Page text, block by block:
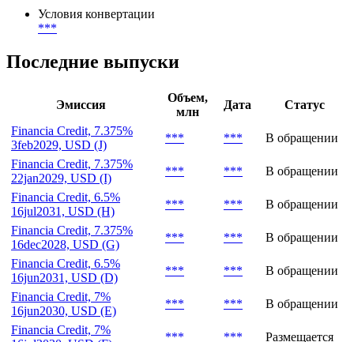
Условия конвертации
***
Последние выпуски
Эмиссия
Объем,
млн
Дата
Статус
Financia Credit, 7.375%
3feb2029, USD (J)
*** ***
В обращении
Financia Credit, 7.375%
22jan2029, USD (I)
*** ***
В обращении
Financia Credit, 6.5%
16jul2031, USD (H)
*** ***
В обращении
Financia Credit, 7.375%
16dec2028, USD (G)
*** ***
В обращении
Financia Credit, 6.5%
16jun2031, USD (D)
*** ***
В обращении
Financia Credit, 7%
16jun2030, USD (E)
*** ***
В обращении
Financia Credit, 7%
*** *** Размещается